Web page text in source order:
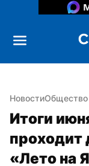
НовостиОбщество
Итоги
проходит
«Лето на